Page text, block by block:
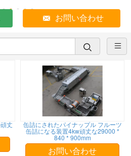
お問い合わせ
丈 缶詰にされたパイナップル フルーツ
缶詰になる装置4kw頑丈な29000 *
840 * 900mm
お問い合わせ